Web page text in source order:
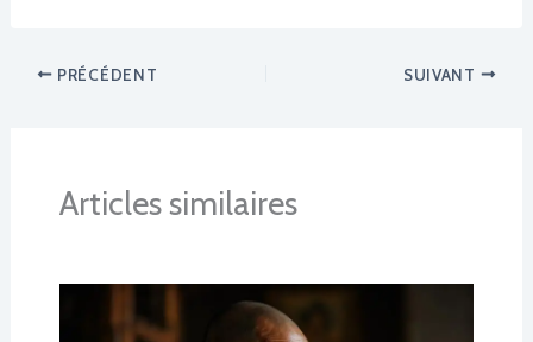
PRÉCÉDENT SUIVANT
Articles similaires